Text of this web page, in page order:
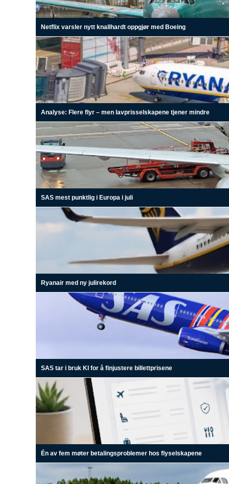
Netflix varsler nytt knallhardt oppgjør med Boeing
Analyse: Flere flyr – men lavprisselskapene tjener mindre
SAS mest punktlig i Europa i juli
Ryanair med ny julirekord
SAS tar i bruk KI for å finjustere billettprisene
Én av fem møter betalingsproblemer hos flyselskapene